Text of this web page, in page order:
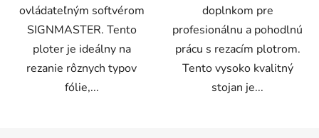
ovládateľným softvérom
SIGNMASTER. Tento
ploter je ideálny na
rezanie rôznych typov
fólie,...
doplnkom pre
profesionálnu a pohodlnú
prácu s rezacím plotrom.
Tento vysoko kvalitný
stojan je...